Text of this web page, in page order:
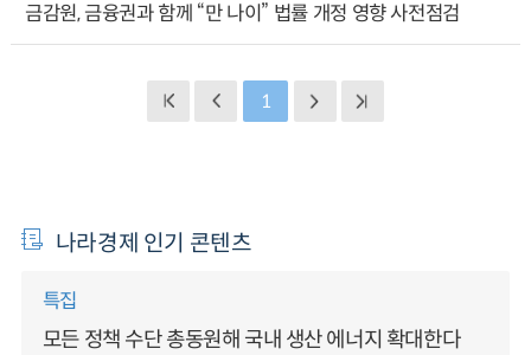
금감원, 금융권과 함께 “만 나이” 법률 개정 영향 사전점검
1
나라경제 인기 콘텐츠
특집
모든 정책 수단 총동원해 국내 생산 에너지 확대한다